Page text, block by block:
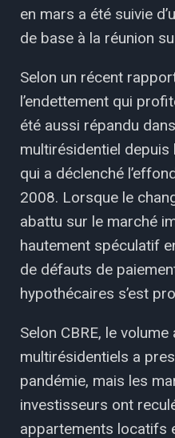
en mars a été suivie
de base à la réunion
Selon un récent
l’endettement qui
été aussi répandu
multirésidentiel
qui a déclenché
2008. Lorsque le
abattu sur le marché
hautement spéculatif
de défauts de
hypothécaires s’est
Selon CBRE, le
multirésidentiels a
pandémie, mais les
investisseurs ont
appartements locatifs